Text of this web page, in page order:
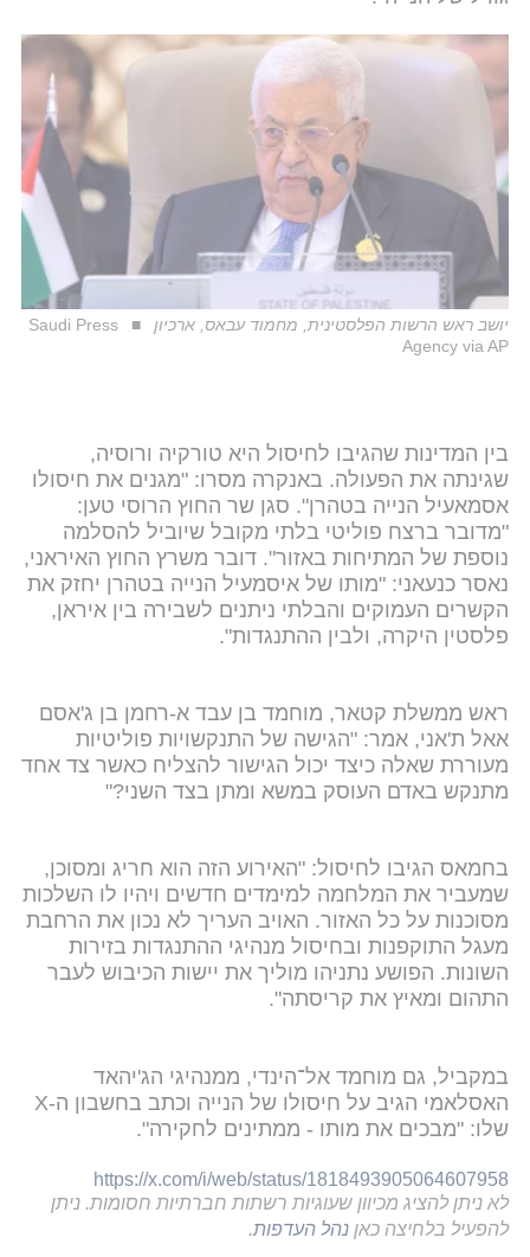
יושב ראש הרשות הפלסטינית, מחמוד עבאס, ארכיון
Saudi Press
Agency via AP
בין המדינות שהגיבו לחיסול היא טורקיה ורוסיה,
שגינתה את הפעולה. באנקרה מסרו: "מגנים את חיסולו
אסמאעיל הנייה בטהרן". סגן שר החוץ הרוסי טען:
"מדובר ברצח פוליטי בלתי מקובל שיוביל להסלמה
נוספת של המתיחות באזור". דובר משרץ החוץ האיראני,
נאסר כנעאני: "מותו של איסמעיל הנייה בטהרן יחזק את
הקשרים העמוקים והבלתי ניתנים לשבירה בין איראן,
פלסטין היקרה, ולבין ההתנגדות".
ראש ממשלת קטאר, מוחמד בן עבד א-רחמן בן ג'אסם
אאל ת'אני, אמר: "הגישה של התנקשויות פוליטיות
מעוררת שאלה כיצד יכול הגישור להצליח כאשר צד אחד
מתנקש באדם העוסק במשא ומתן בצד השני?"
בחמאס הגיבו לחיסול: "האירוע הזה הוא חריג ומסוכן,
שמעביר את המלחמה למימדים חדשים ויהיו לו השלכות
מסוכנות על כל האזור. האויב העריך לא נכון את הרחבת
מעגל התוקפנות ובחיסול מנהיגי ההתנגדות בזירות
השונות. הפושע נתניהו מוליך את יישות הכיבוש לעבר
התהום ומאיץ את קריסתה".
במקביל, גם מוחמד אל־הינדי, ממנהיגי הג'יהאד
האסלאמי הגיב על חיסולו של הנייה וכתב בחשבון ה-X
שלו: "מבכים את מותו - ממתינים לחקירה".
https://x.com/i/web/status/1818493905064607958
לא ניתן להציג מכיוון שעוגיות רשתות חברתיות חסומות. ניתן
להפעיל בלחיצה כאן נהל העדפות.